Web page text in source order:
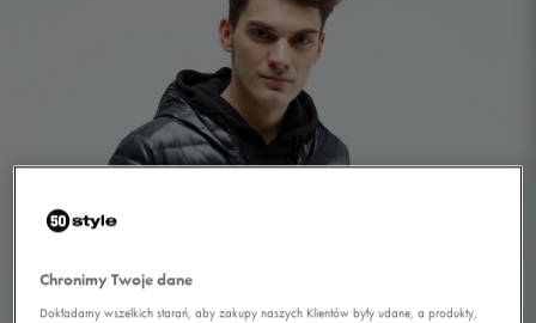
Chronimy Twoje dane
Dokładamy wszelkich starań, aby zakupy naszych Klientów były udane, a produkty,